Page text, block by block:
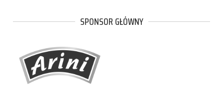
SPONSOR GŁÓWNY